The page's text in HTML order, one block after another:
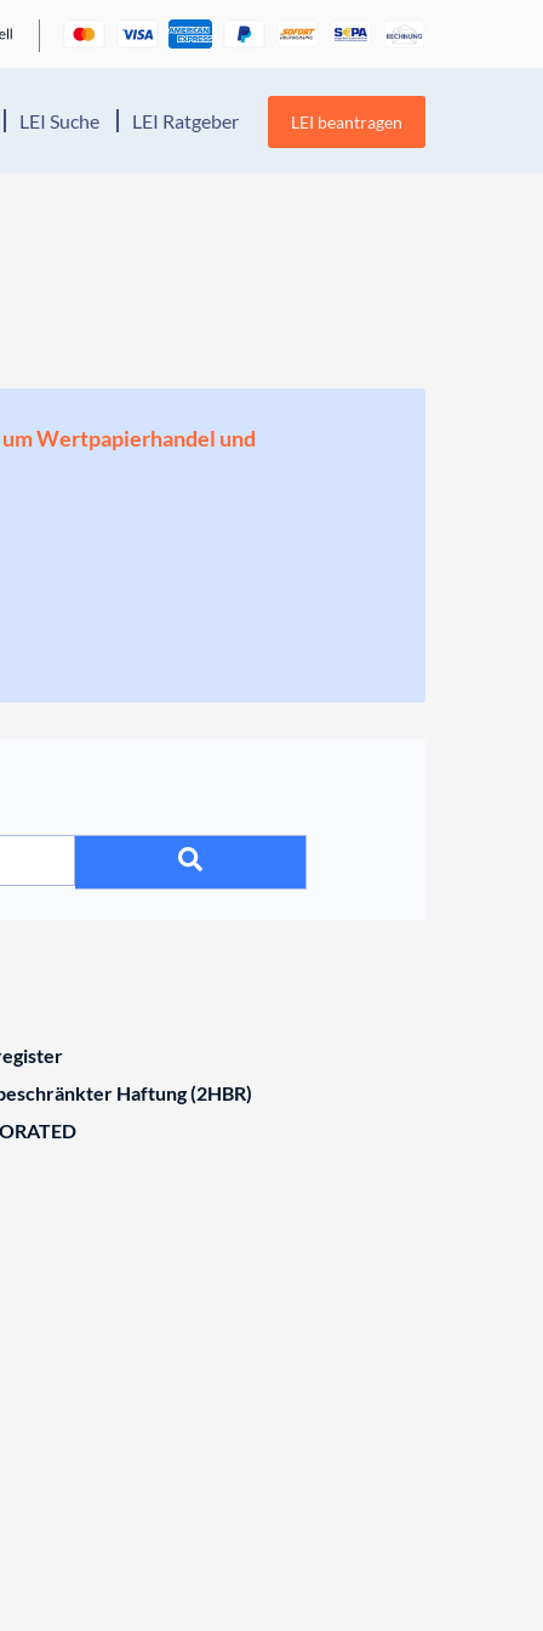
LEI Suche LEI Ratgeber LEI beantragen
Wertpapierhandel und
Haftung (2HBR)